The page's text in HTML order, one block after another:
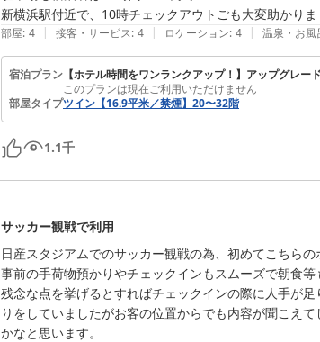
新横浜駅付近で、10時チェックアウトごも大変助かりま
部屋: 4 | 接客・サービス: 4 | ロケーション: 4 | 温泉・お風
宿泊プラン 【ホテル時間をワンランクアップ！】アップグレー
このプランは現在ご利用いただけません
部屋タイプツイン【16.9平米／禁煙】20〜32階
1.1千
サッカー観戦で利用
日産スタジアムでのサッカー観戦の為、初めてこちらの
事前の手荷物預かりやチェックインもスムーズで朝食等
残念な点を挙げるとすればチェックインの際に人手が
りをしていましたがお客の位置からでも内容が聞こえ
かなと思います。